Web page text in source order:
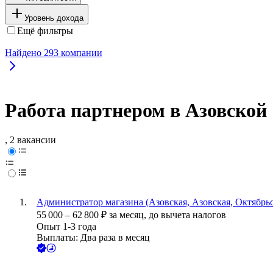
Уровень дохода
Ещё фильтры
Найдено 293 компании
Работа партнером в Азовской
, 2 вакансии
Администратор магазина (Азовская, Азовская,
55 000 – 62 800 ₽ за месяц, до вычета налогов
Опыт 1-3 года
Выплаты: Два раза в месяц